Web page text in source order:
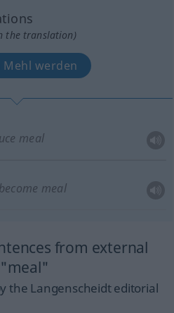
the translation)
Mehl werden
meal
become meal
from external
the Langenscheidt editorial